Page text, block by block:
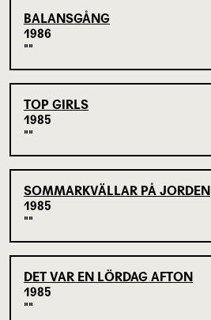
BALANSGÅNG
1986
TOP GIRLS
1985
SOMMARKVÄLLAR PÅ JORDEN
1985
DET VAR EN LÖRDAG AFTON
1985